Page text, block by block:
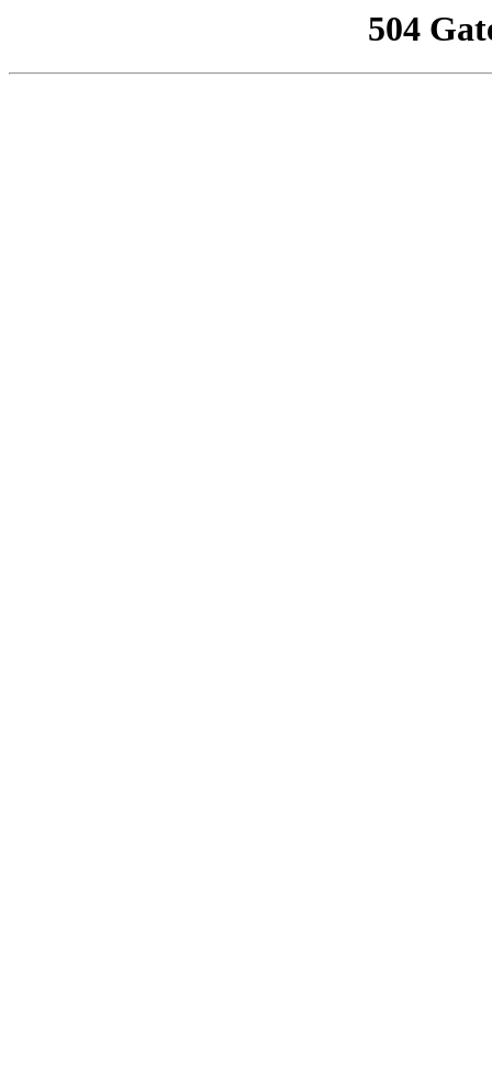
504